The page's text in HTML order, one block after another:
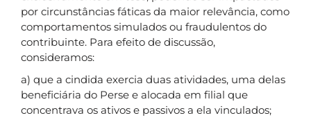
por circunstâncias fáticas da maior relevância, como
comportamentos simulados ou fraudulentos do
contribuinte. Para efeito de discussão,
consideramos:
a) que a cindida exercia duas atividades, uma delas
beneficiária do Perse e alocada em filial que
concentrava os ativos e passivos a ela vinculados;